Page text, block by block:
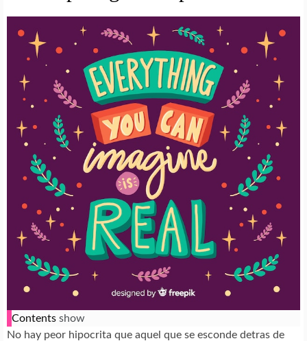
Contents show
No hay peor hipocrita que aquel que se esconde detras de